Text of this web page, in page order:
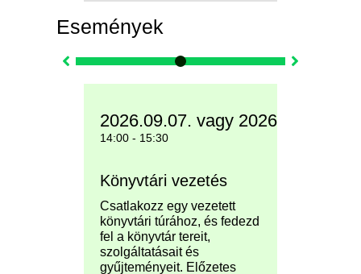
Események
2026.09.07. vagy 2026.09.09.
14:00 - 15:30
Könyvtári vezetés
Csatlakozz egy vezetett
könyvtári túrához, és fedezd
fel a könyvtár tereit,
szolgáltatásait és
gyűjteményeit. Előzetes